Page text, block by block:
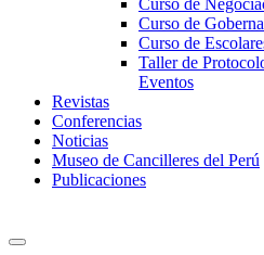
Curso de
Curso de
Curso de
Taller de
Eventos
Revistas
Conferencias
Noticias
Museo de Cancilleres del Perú
Publicaciones